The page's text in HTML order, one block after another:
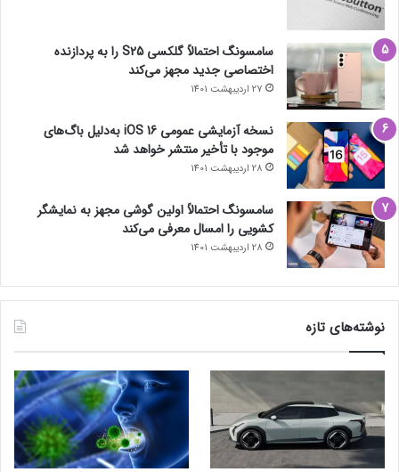
سامسونگ احتمالاً گلکسی S25 را به پردازنده
اختصاصی جدید مجهز می‌کند
27 اردیبهشت 1401
نسخه آزمایشی عمومی iOS 16 به‌دلیل باگ‌های
موجود با تأخیر منتشر خواهد شد
28 اردیبهشت 1401
سامسونگ احتمالاً اولین گوشی مجهز به نمایشگر
کشویی را امسال معرفی می‌کند
28 اردیبهشت 1401
نوشته‌های تازه